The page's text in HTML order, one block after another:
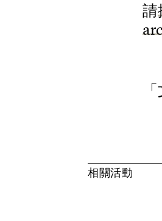
請
ar
「
相關活動